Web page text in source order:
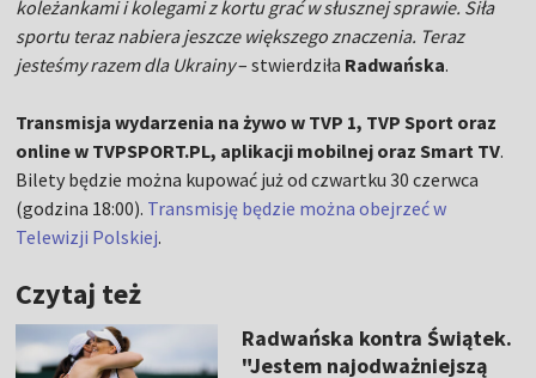
koleżankami i kolegami z kortu grać w słusznej sprawie. Siła
sportu teraz nabiera jeszcze większego znaczenia. Teraz
jesteśmy razem dla Ukrainy– stwierdziła Radwańska.
Transmisja wydarzenia na żywo w TVP 1, TVP Sport oraz
online w TVPSPORT.PL, aplikacji mobilnej oraz Smart TV.
Bilety będzie można kupować już od czwartku 30 czerwca
(godzina 18:00). Transmisję będzie można obejrzeć w
Telewizji Polskiej.
Czytaj też
Radwańska kontra Świątek.
"Jestem najodważniejszą